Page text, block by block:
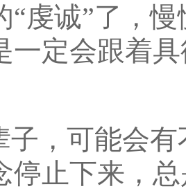
“虔诚”了，
一定会跟着
子，可能会
停止下来，